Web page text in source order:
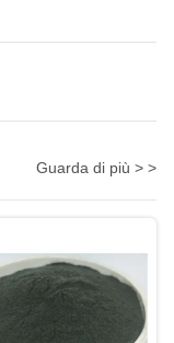
Guarda di più > >